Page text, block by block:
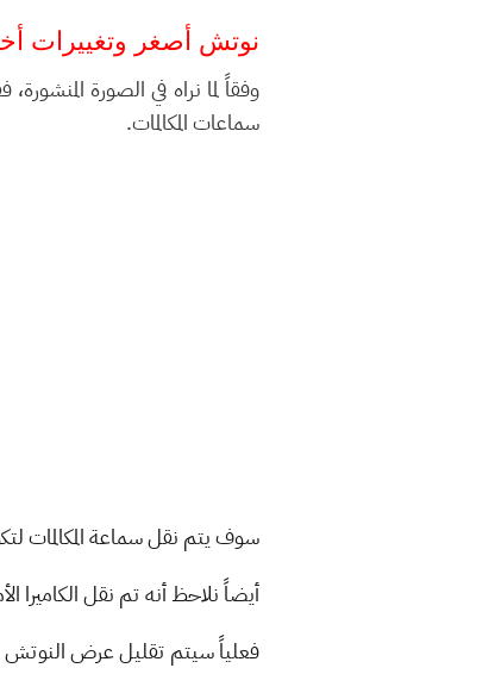
نوتش أصغر وتغييرات
وفقاً لما نراه في الصورة
سماعات المكالمات.
سوف يتم نقل سماعة المكالمات
أيضاً نلاحظ أنه تم نقل الكاميرا
فعلياً سيتم تقليل عرض النوتش ليصبح 26 مليمتر بدلاً من 34 مليمتر أي اقل بنحو 8